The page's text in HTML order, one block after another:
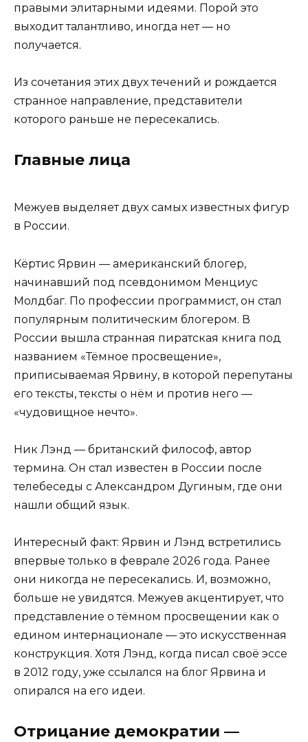
правыми элитарными идеями. Порой это
выходит талантливо, иногда нет — но
получается.
Из сочетания этих двух течений и рождается
странное направление, представители
которого раньше не пересекались.
Главные лица
Межуев выделяет двух самых известных фигур
в России.
Кёртис Ярвин — американский блогер,
начинавший под псевдонимом Менциус
Молдбаг. По профессии программист, он стал
популярным политическим блогером. В
России вышла странная пиратская книга под
названием «Тёмное просвещение»,
приписываемая Ярвину, в которой перепутаны
его тексты, тексты о нём и против него —
«чудовищное нечто».
Ник Лэнд — британский философ, автор
термина. Он стал известен в России после
телебеседы с Александром Дугиным, где они
нашли общий язык.
Интересный факт: Ярвин и Лэнд встретились
впервые только в феврале 2026 года. Ранее
они никогда не пересекались. И, возможно,
больше не увидятся. Межуев акцентирует, что
представление о тёмном просвещении как о
едином интернационале — это искусственная
конструкция. Хотя Лэнд, когда писал своё эссе
в 2012 году, уже ссылался на блог Ярвина и
опирался на его идеи.
Отрицание демократии —